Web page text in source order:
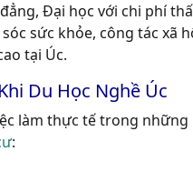
Đại học với chi phí
sức khỏe, công tác xã
tại Úc.
Khi Du Học Nghề Úc
làm thực tế trong
: